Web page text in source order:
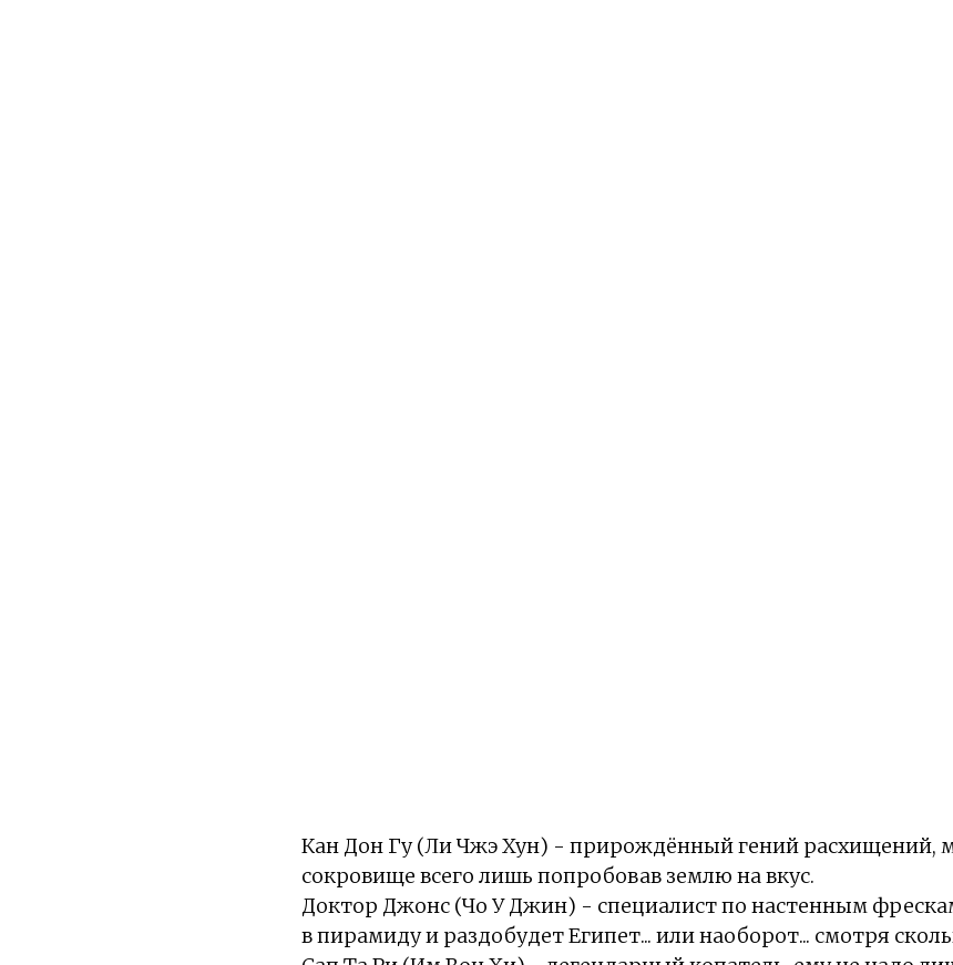
Кан Дон Гу (Ли Чжэ Хун) - прирождённый гений расхищений,
сокровище всего лишь попробовав землю на вкус.
Доктор Джонс (Чо У Джин) - специалист по настенным
в пирамиду и раздобудет Египет... или наоборот... смотря